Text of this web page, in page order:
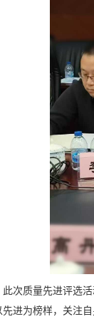
此次质量先进评选
先进为榜样，关注